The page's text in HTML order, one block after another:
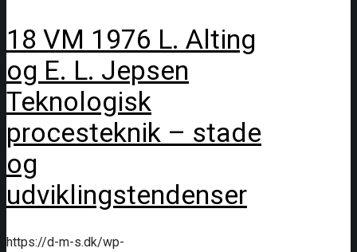
18 VM 1976 L. Alting
og E. L. Jepsen
Teknologisk
procesteknik – stade
og
udviklingstendenser
https://d-m-s.dk/wp-